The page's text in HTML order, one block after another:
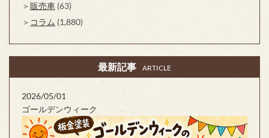
販売車 (63)
コラム (1,880)
最新記事 ARTICLE
2026/05/01
ゴールデンウィーク